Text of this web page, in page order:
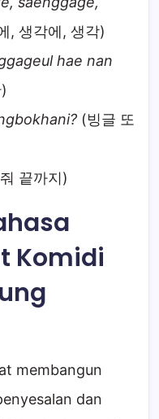
, 생각에, 생각)
hae nan
(빙글 또
끝까지)
Komidi
membangun
dan